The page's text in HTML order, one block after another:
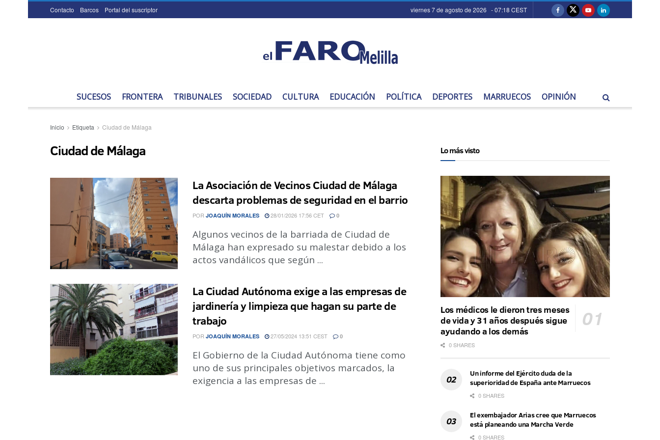
Contacto Barcos Portal del suscriptor viernes 7 de agosto de 2026 - 07:18 CEST
SUCESOS FRONTERA TRIBUNALES SOCIEDAD CULTURA EDUCACIÓN POLÍTICA DEPORTES MARRUECOS OPINIÓN
Inicio Etiqueta Ciudad de Málaga
Ciudad de Málaga
La Asociación de Vecinos Ciudad de Málaga
descarta problemas de seguridad en el barrio
POR JOAQUÍN MORALES 28/01/2026 17:56 CET 0
Algunos vecinos de la barriada de Ciudad de
Málaga han expresado su malestar debido a los
actos vandálicos que según ...
La Ciudad Autónoma exige a las empresas de
jardinería y limpieza que hagan su parte de
trabajo
POR JOAQUÍN MORALES 27/05/2024 13:51 CEST 0
El Gobierno de la Ciudad Autónoma tiene como
uno de sus principales objetivos marcados, la
exigencia a las empresas de ...
Lo más visto
Los médicos le dieron tres meses
de vida y 31 años después sigue
ayudando a los demás
0 SHARES
Un informe del Ejército duda de la
superioridad de España ante Marruecos
0 SHARES
El exembajador Arias cree que Marruecos
está planeando una Marcha Verde
0 SHARES